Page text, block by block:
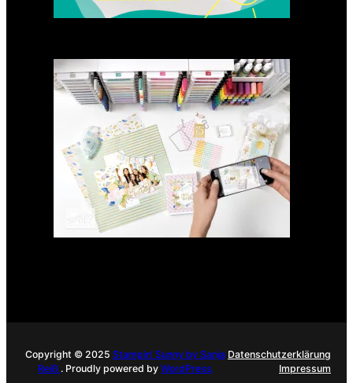
GANZ NEU: Scrapbooking
Club 2025
21. Januar 2025
Copyright © 2025 Stampin‘ Sunny by Sanja
Reiß . Proudly powered by WordPress
Datenschutzerklärung
Impressum